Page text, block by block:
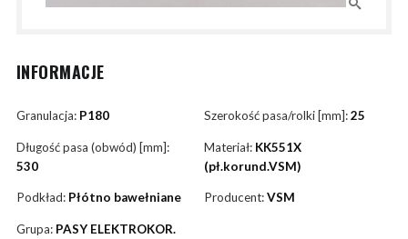
INFORMACJE
Granulacja: P180 Szerokość pasa/rolki [mm]:25
Długość pasa (obwód) [mm]:
530
Materiał: KK551X
(pł.korund.VSM)
Podkład: Płótno bawełniane Producent:VSM
Grupa: PASY ELEKTROKOR.